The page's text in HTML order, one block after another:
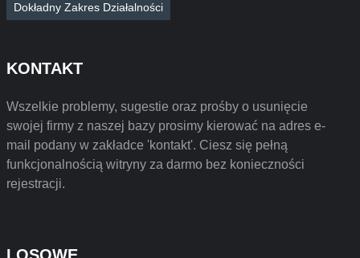
Dokładny Zakres Działalności
KONTAKT
Wszelkie problemy, sugestie oraz prośby o usunięcie
swojej firmy z naszej bazy prosimy kierować na adres e-
mail podany w zakładce 'kontakt'. Ciesz się pełną
funkcjonalnością witryny za darmo bez konieczności
rejestracji.